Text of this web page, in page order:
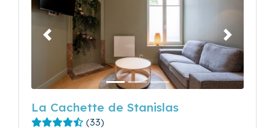
Précédent Suivant
La Cachette de Stanislas
(33)